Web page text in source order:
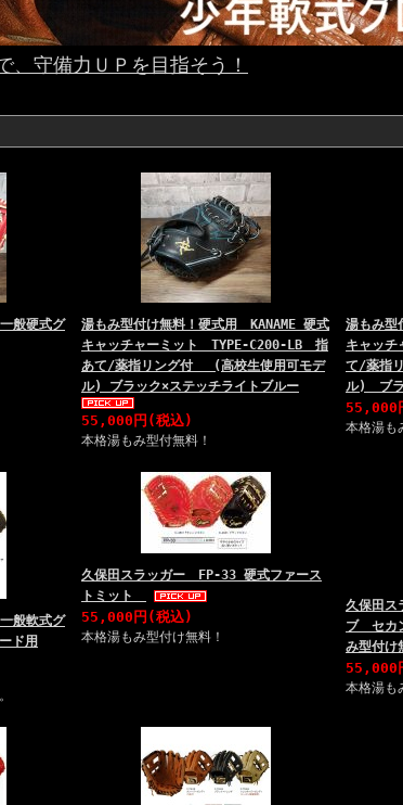
、守備力ＵＰを目指そう！
般硬式グ
湯もみ型付け無料！硬式用 KANAME 硬式
キャッチャーミット TYPE-C200-LB 指
あて/薬指リング付 (高校生使用可モデ
ル) ブラック×ステッチライトブルー
55,000円(税込)
本格湯もみ型付無料！
湯もみ型
キャッ
て/薬指
ル) ブラ
55,000
本格湯も
般軟式グ
ド用
久保田スラッガー FP-33 硬式ファース
トミット
55,000円(税込)
本格湯もみ型付け無料！
久保田
ブ セカ
み型付け
55,000
本格湯も